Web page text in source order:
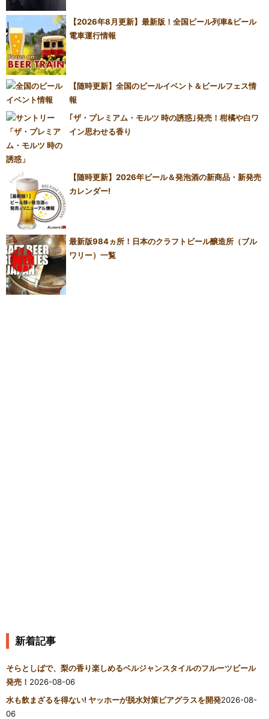
【2026年8月更新】最新版！全国ビール列車&ビール
電車運行情報
【随時更新】全国のビールイベント＆ビールフェス情
報
｢ザ・プレミアム・モルツ 時の誘惑｣発売！柑橘や白ワ
イン思わせる香り
【随時更新】2026年ビール＆発泡酒の新商品・新発売
カレンダー!
最新版984ヵ所！日本のクラフトビール醸造所（ブル
ワリー）一覧
新着記事
そらとしばで、梨の香り楽しめるベルジャンスタイルのフルーツビール
発売！ 2026-08-06
水も飲まざるを得ない! ヤッホーが脱水対策ビアグラスを開発2026-08-
06